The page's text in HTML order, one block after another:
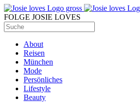
FOLGE JOSIE LOVES
About
Reisen
München
Mode
Persönliches
Lifestyle
Beauty